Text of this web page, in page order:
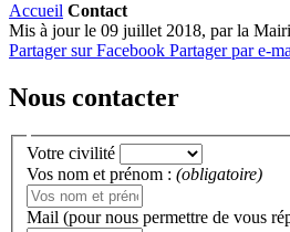
Accueil Contact
Mis à jour le 09 juillet 2018, par la
Partager sur Facebook Partager par e-
Nous contacter
Votre civilité
Vos nom et prénom : (obligatoire)
Mail (pour nous permettre de vous